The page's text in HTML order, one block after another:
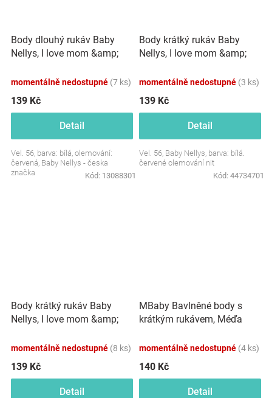
Body dlouhý rukáv Baby
Nellys, I love mom &amp;
momentálně nedostupné (7 ks)
139 Kč
Detail
Vel. 56, barva: bílá, olemování:
červená, Baby Nellys - česka
značka
Kód: 13088301
Body krátký rukáv Baby
Nellys, I love mom &amp;
momentálně nedostupné (3 ks)
139 Kč
Detail
Vel. 56, Baby Nellys, barva: bílá.
červené olemování nit
Kód: 44734701
Body krátký rukáv Baby
Nellys, I love mom &amp;
momentálně nedostupné (8 ks)
139 Kč
Detail
MBaby Bavlněné body s
krátkým rukávem, Méďa
momentálně nedostupné (4 ks)
140 Kč
Detail